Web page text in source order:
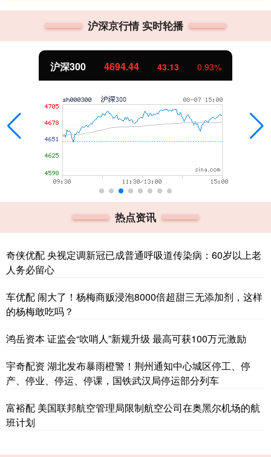
沪深京行情 实时轮播
沪深300 4694.44 43.13 0.93%
热点资讯
奇侠优配 央视定调新冠已成普通呼吸道传染病：60岁以上老
人务必留心
车优配 闹大了！杨梅商贩浸泡8000倍超甜三无添加剂，这样
的杨梅敢吃吗？
鸿岳资本 证监会“吹哨人”新规升级 最高可获100万元激励
宇奇配资 湖北发布暴雨橙警！荆州通知中心城区停工、停
产、停业、停运、停课，国铁武汉局停运部分列车
富裕配 美国联邦航空管理局限制航空公司在奥黑尔机场的航
班计划